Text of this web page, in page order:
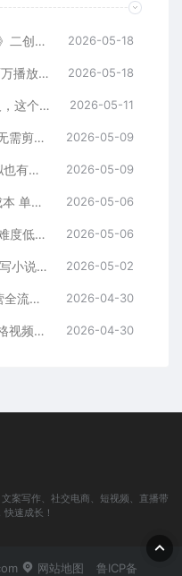
【夯爆了】在头条做《家长里短》二创小故事，这个月收益2w+ 2026-05-18
AI“暴躁老道”赛道，5条作品揽百万播放！（附变现全攻略） 2026-05-18
2026年AI一键生成，动漫转真人，这个月靠这个AI赚了2W+ 2026-05-11
最新AI一键生成影视解说视频，无需剪辑3分钟1条，条条爆款，多平台变现日入2000+ 2026-05-09
2026最新多多虚拟0.01玩法虚拟也有新门路轻松日入2500! 2026-05-09
手机壁纸赚钱秘籍！AI 绘画 0 成本 单店狂销 3.8 万单 2026-05-06
公众号流量主之拍照技巧赛道，难度低+流量大，起号第一篇就爆了10w阅读！ 2026-05-06
26年最新风口项目，AI工具创作写小说，轻松实现日入1000+ 2026-05-02
公众号流量主变现从0-1系统运营全流程讲解！ 2026-04-30
最新：视频号AI一键生成武侠风格视频，狂撸视频号分成收益，学完轻松日入1000+ 2026-04-30
案写作、社交电商、短视频、直播带
速成长！
网站地图 鲁ICP备